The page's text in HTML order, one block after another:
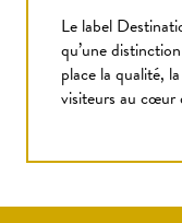
Le label
qu’une
place la qualité,
visiteurs au cœur